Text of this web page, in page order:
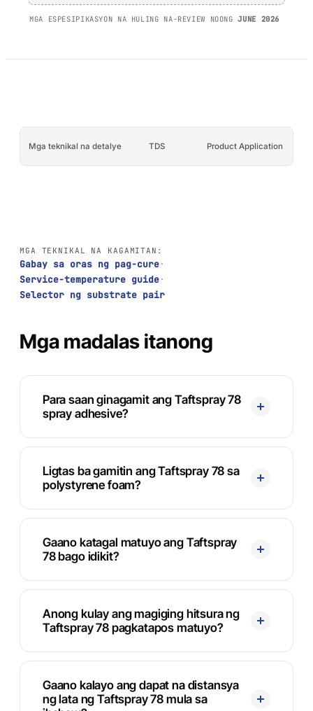
AFT 1200GF
AFT 2064WF
MGA ESPESIPIKASYON NA HULING NA-REVIEW NOONGJUNE 2026
Mga teknikal na detalye TDS Product Application
MGA TEKNIKAL NA KAGAMITAN:
Gabay sa oras ng pag-cure·
Service-temperature guide·
Selector ng substrate pair
Mga madalas itanong
Para saan ginagamit ang Taftspray 78
spray adhesive?
Ligtas ba gamitin ang Taftspray 78 sa
polystyrene foam?
Gaano katagal matuyo ang Taftspray
78 bago idikit?
Anong kulay ang magiging hitsura ng
Taftspray 78 pagkatapos matuyo?
Gaano kalayo ang dapat na distansya
ng lata ng Taftspray 78 mula sa